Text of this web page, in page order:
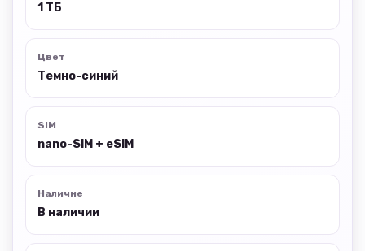
1 ТБ
Цвет
Темно-синий
SIM
nano-SIM + eSIM
Наличие
В наличии